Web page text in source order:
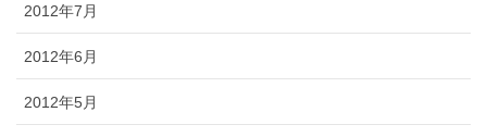
2012年7月
2012年6月
2012年5月